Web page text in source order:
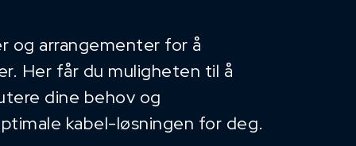
og arrangementer for å
Her får du muligheten til å
dine behov og
kabel-løsningen for deg.